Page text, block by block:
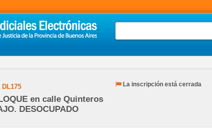
DL175
en calle Quinteros
DESOCUPADO
La inscripción está cerrada